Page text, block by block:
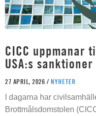
CICC uppmanar
USA:s sanktioner
27 APRIL, 2026 / NYHETER
I dagarna har
Brottmålsdomstolen